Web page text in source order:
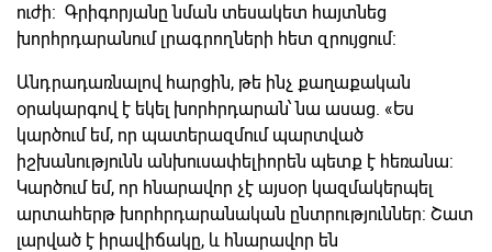
ուժի: Գրիգորյանը նման տեսակետ հայտնեց
խորհրդարանում լրագրողների հետ զրույցում:
Անդրադառնալով հարցին, թե ինչ քաղաքական
օրակարգով է եկել խորհրդարան՝ նա ասաց. «Ես
կարծում եմ, որ պատերազմում պարտված
իշխանությունն անխուսափելիորեն պետք է հեռանա:
Կարծում եմ, որ հնարավոր չէ այսօր կազմակերպել
արտահերթ խորհրդարանական ընտրություններ: Շատ
լարված է իրավիճակը, և հնարավոր են